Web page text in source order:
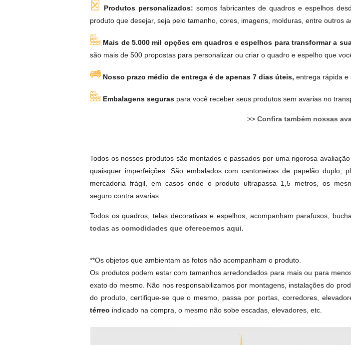
Produtos personalizados: somos fabricantes de quadros e espelhos
produto que desejar, seja pelo tamanho, cores, imagens, molduras, entre outros
Mais de 5.000 mil opções em quadros e espelhos para transformar a
são mais de 500 propostas para personalizar ou criar o quadro e espelho que
Nosso prazo médio de entrega é de apenas 7 dias úteis, entrega rápida e
Embalagens seguras para você receber seus produtos sem avarias no
>> Confira também nossas
Todos os nossos produtos são montados e passados por uma rigorosa
quaisquer imperfeições. São embalados com cantoneiras de papelão
mercadoria frágil, em casos onde o produto ultrapassa 1,5 metros, os
seguro contra avarias.
Todos os quadros, telas decorativas e espelhos, acompanham parafusos,
todas as comodidades que oferecemos aqui.
**Os objetos que ambientam as fotos não acompanham o produto.
Os produtos podem estar com tamanhos arredondados para mais ou para
exato do mesmo. Não nos responsabilizamos por montagens, instalações do
do produto, certifique-se que o mesmo, passa por portas, corredores,
térreo indicado na compra, o mesmo não sobe escadas, elevadores, etc.